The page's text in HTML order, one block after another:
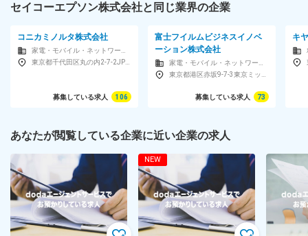
セイコーエプソン株式会社と同じ業界の企業
コニカミノルタ株式会社
募集している求人 106
富士フイルムビジネスイノベ
ーション株式会社
募集している求人 73
キ
あなたが閲覧している企業に近い企業の求人
NEW